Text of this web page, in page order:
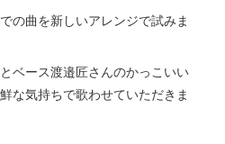
の曲を新しいアレンジで試みま
ベース渡邉匠さんのかっこいい
な気持ちで歌わせていただきま